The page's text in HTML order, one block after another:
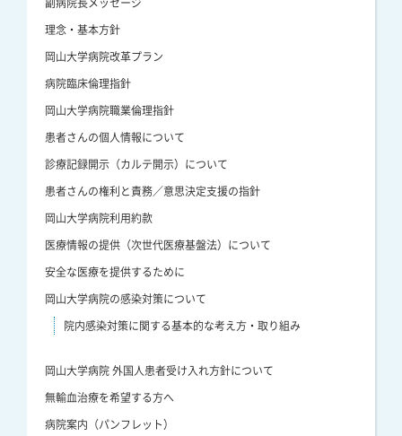
理念・基本方針
岡山大学病院改革プラン
病院臨床倫理指針
岡山大学病院職業倫理指針
患者さんの個人情報について
診療記録開示（カルテ開示）について
患者さんの権利と責務／意思決定支援の指針
岡山大学病院利用約款
医療情報の提供（次世代医療基盤法）について
安全な医療を提供するために
岡山大学病院の感染対策について
院内感染対策に関する基本的な考え方・取り組み
岡山大学病院 外国人患者受け入れ方針について
無輸血治療を希望する方へ
病院案内（パンフレット）